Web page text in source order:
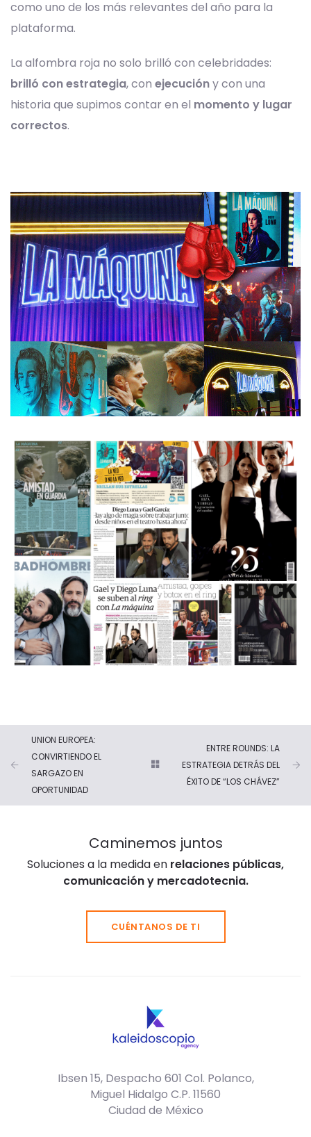
como uno de los más relevantes del año para la
plataforma.
La alfombra roja no solo brilló con celebridades:
brilló con estrategia, con ejecucióny con una
historia que supimos contar en el momento y lugar
correctos.
UNION EUROPEA:
CONVIRTIENDO EL
SARGAZO EN
OPORTUNIDAD
ENTRE ROUNDS: LA
ESTRATEGIA DETRÁS DEL
ÉXITO DE “LOS CHÁVEZ”
Caminemos juntos
Soluciones a la medida en relaciones públicas,
comunicación y mercadotecnia.
CUÉNTANOS DE TI
Ibsen 15, Despacho 601 Col. Polanco,
Miguel Hidalgo C.P. 11560
Ciudad de México